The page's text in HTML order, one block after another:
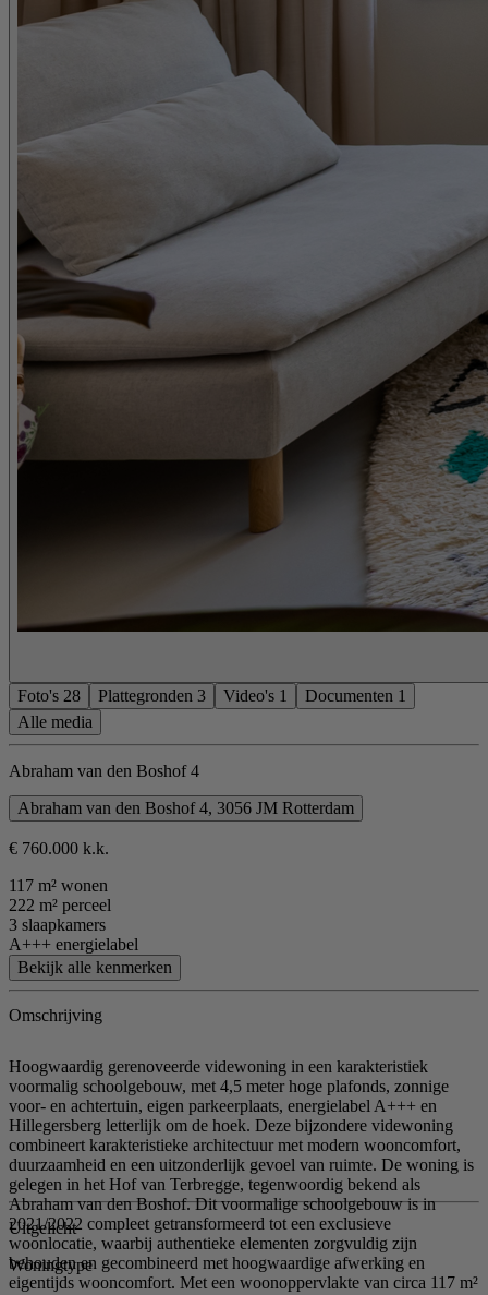
Foto's 28 Plattegronden 3 Video's 1 Documenten 1
Alle media
Abraham van den Boshof 4
Abraham van den Boshof 4, 3056 JM Rotterdam
€ 760.000 k.k.
117 m² wonen
222 m² perceel
3 slaapkamers
A+++ energielabel
Bekijk alle kenmerken
Omschrijving
Hoogwaardig gerenoveerde videwoning in een karakteristiek
voormalig schoolgebouw, met 4,5 meter hoge plafonds, zonnige
voor- en achtertuin, eigen parkeerplaats, energielabel A+++ en
Hillegersberg letterlijk om de hoek. Deze bijzondere videwoning
combineert karakteristieke architectuur met modern wooncomfort,
duurzaamheid en een uitzonderlijk gevoel van ruimte. De woning is
gelegen in het Hof van Terbregge, tegenwoordig bekend als
Abraham van den Boshof. Dit voormalige schoolgebouw is in
2021/2022 compleet getransformeerd tot een exclusieve
woonlocatie, waarbij authentieke elementen zorgvuldig zijn
behouden en gecombineerd met hoogwaardige afwerking en
eigentijds wooncomfort. Met een woonoppervlakte van circa 117 m²
Uitgelicht
Woningtype